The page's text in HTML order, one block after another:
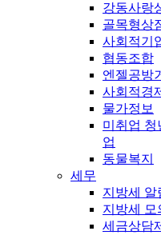
강동사랑
골목형상
사회적기
협동조합
엔젤공방
사회적경
물가정보
미취업 청
업
동물복지
세무
지방세 알
지방세 모
세금상담